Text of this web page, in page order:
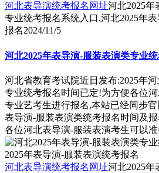
河北表导演统考报名网址河北2025年
专业统考报名系统入口,河北2025年
报名2024/11/5
河北2025年表导演-服装表演类专业
河北省教育考试院近日发布:2025年
专业统考报名时间已定!为方便各位
专业艺考生进行报名,本站已经同步
表导演-服装表演类统考报名时间及
各位河北表导演-服装表演考生可以准
河北表导演统考报名网址河北2025年